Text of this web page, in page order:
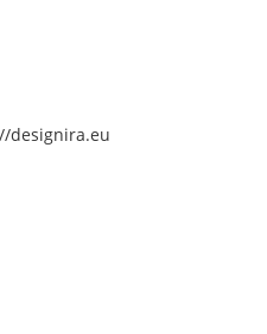
designira.eu